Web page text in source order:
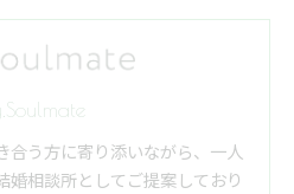
合う方に寄り添いながら、一人
婚相談所としてご提案しており